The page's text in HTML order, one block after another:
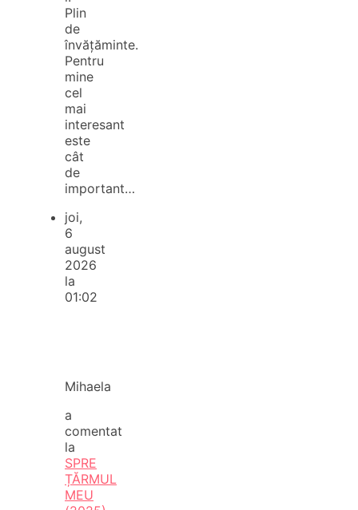
Plin
de
învățăminte.
Pentru
mine
cel
mai
interesant
este
cât
de
important…
joi,
6
august
2026
la
01:02
Mihaela
a
comentat
la
SPRE
ȚĂRMUL
MEU